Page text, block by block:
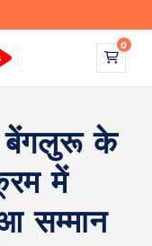
Finds a Voice
0
बेंगलुरू के
में
सम्मान